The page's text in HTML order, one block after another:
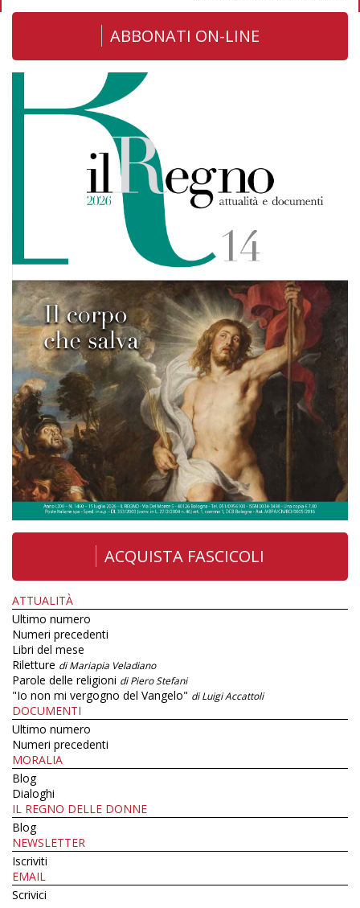
ABBONATI ON-LINE
ACQUISTA FASCICOLI
ATTUALITÀ
Ultimo numero
Numeri precedenti
Libri del mese
Riletture di Mariapia Veladiano
Parole delle religioni di Piero Stefani
"Io non mi vergogno del Vangelo" di Luigi Accattoli
DOCUMENTI
Ultimo numero
Numeri precedenti
MORALIA
Blog
Dialoghi
IL REGNO DELLE DONNE
Blog
NEWSLETTER
Iscriviti
EMAIL
Scrivici